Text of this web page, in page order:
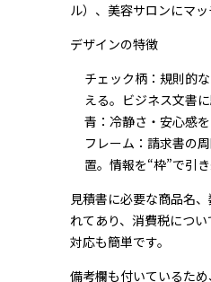
ル）、美容サロンにマッ
デザインの特徴
チェック柄：規則的
える。ビジネス文書に
青：冷静さ・安心感
フレーム：請求書の
置。情報を“枠”で引
見積書に必要な商品名
れてあり、消費税につ
対応も簡単です。
備考欄も付いているた